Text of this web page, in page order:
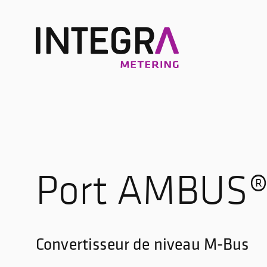
Port
Convertisseur de niveau M-Bus